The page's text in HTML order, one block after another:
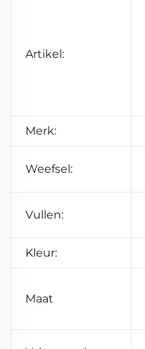
Artikel:
Merk:
Weefsel:
Vullen:
Kleur:
Maat